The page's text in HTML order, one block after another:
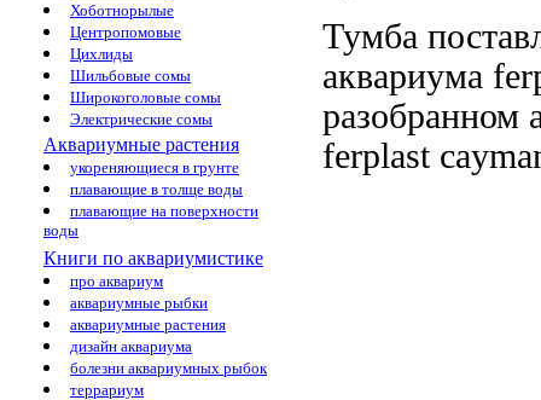
Хоботнорылые
Центропомовые
Цихлиды
Шильбовые сомы
Широкоголовые сомы
Электрические сомы
Аквариумные растения
укореняющиеся в грунте
плавающие в толще воды
плавающие на поверхности
воды
Книги по аквариумистике
про аквариум
аквариумные рыбки
аквариумные растения
дизайн аквариума
болезни аквариумных рыбок
террариум
Тумба
аквариума
разобранном
ferplast